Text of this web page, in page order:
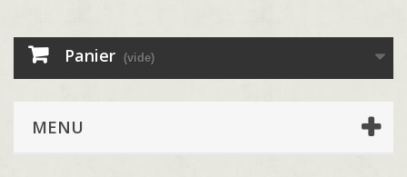
Panier (vide)
MENU